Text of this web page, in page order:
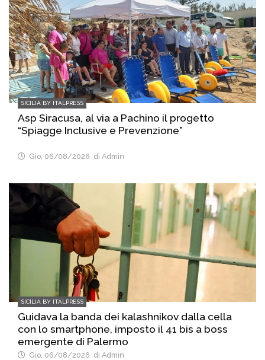
SICILIA BY ITALPRESS
Asp Siracusa, al via a Pachino il progetto
“Spiagge Inclusive e Prevenzione”
Gio, 06/08/2026 di Admin
SICILIA BY ITALPRESS
Guidava la banda dei kalashnikov dalla cella
con lo smartphone, imposto il 41 bis a boss
emergente di Palermo
Gio, 06/08/2026 di Admin